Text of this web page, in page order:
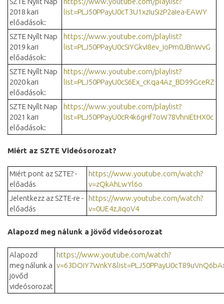
2018 kari
előadások:
list=PLJ50PPayU0cT3U1xzIuSizP2aIea-EAWY
SZTE Nyílt Nap
2019 kari
előadások:
https://www.youtube.com/playlist?
list=PLJ50PPayU0cSiYGkvI8ev_ioPm0JBnWvG
SZTE Nyílt Nap
2020 kari
előadások:
https://www.youtube.com/playlist?
list=PLJ50PPayU0cS6Ex_cKqa4Az_BD99GceRZ
SZTE Nyílt Nap
2021 kari
előadások:
https://www.youtube.com/playlist?
list=PLJ50PPayU0cR4k6gHf7oW78VhniEtHX0c
Miért az SZTE Videósorozat?
Miért pont az SZTE? -
előadás
https://www.youtube.com/watch?
v=zQkAhLwYl6o
Jelentkezz az SZTE-re -
előadás
https://www.youtube.com/watch?
v=0UE4zJiqoV4
Alapozd meg nálunk a jövőd videósorozat
Alapozd
meg nálunk a
jövőd
videósorozat
https://www.youtube.com/watch?